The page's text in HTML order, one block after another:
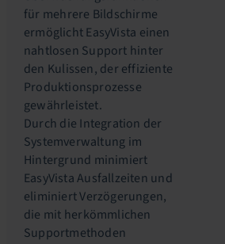
für mehrere Bildschirme
ermöglicht EasyVista einen
nahtlosen Support hinter
den Kulissen, der effiziente
Produktionsprozesse
gewährleistet.
Durch die Integration der
Systemverwaltung im
Hintergrund minimiert
EasyVista Ausfallzeiten und
eliminiert Verzögerungen,
die mit herkömmlichen
Supportmethoden